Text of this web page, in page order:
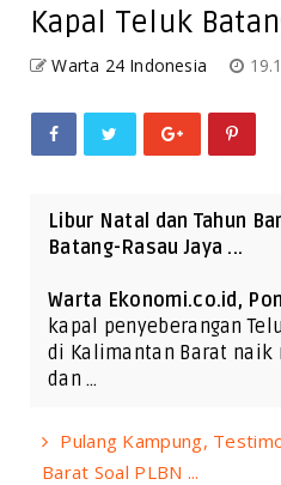
Kapal Teluk
Warta 24 Indonesia
Libur Natal dan Tahun
Batang-Rasau Jaya ...
Warta Ekonomi.co.id,
kapal penyeberangan
di Kalimantan Barat naik
dan …
Pulang Kampung,
Barat Soal PLBN ...